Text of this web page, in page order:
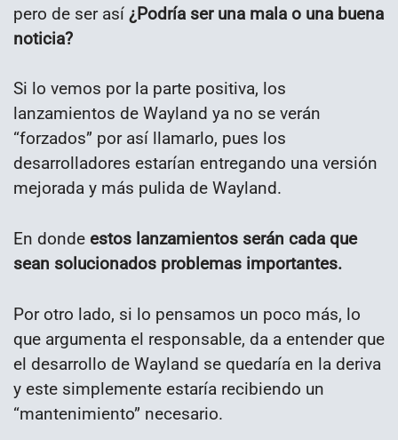
pero de ser así ¿Podría ser una mala o una buena
noticia?
Si lo vemos por la parte positiva, los
lanzamientos de Wayland ya no se verán
“forzados” por así llamarlo, pues los
desarrolladores estarían entregando una versión
mejorada y más pulida de Wayland.
En donde estos lanzamientos serán cada que
sean solucionados problemas importantes.
Por otro lado, si lo pensamos un poco más, lo
que argumenta el responsable, da a entender que
el desarrollo de Wayland se quedaría en la deriva
y este simplemente estaría recibiendo un
“mantenimiento” necesario.